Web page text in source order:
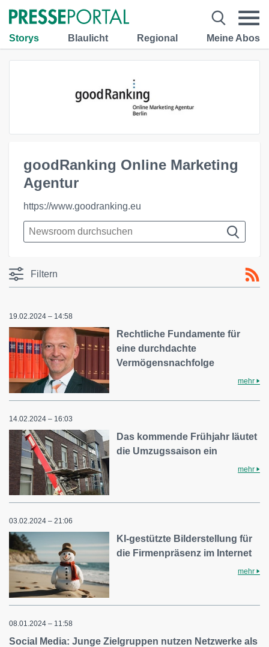
Storys Blaulicht Regional Meine Abos
goodRanking Online Marketing
Agentur
https://www.goodranking.eu
Filtern
19.02.2024 – 14:58
Rechtliche Fundamente für
eine durchdachte
Vermögensnachfolge
mehr
14.02.2024 – 16:03
Das kommende Frühjahr läutet
die Umzugssaison ein
mehr
03.02.2024 – 21:06
KI-gestützte Bilderstellung für
die Firmenpräsenz im Internet
mehr
08.01.2024 – 11:58
Social Media: Junge Zielgruppen nutzen Netzwerke als